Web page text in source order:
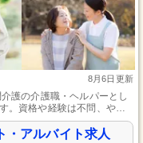
8月6日更新
護の介護職・ヘルパーとし
。資格や経験は不問、やる
す！地域の方々に寄り添
の機会にご応募ください。
・アルバイト求人